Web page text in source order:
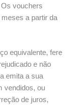
vouchers
a partir da
equivalente, fere
e não
emita a sua
vendidos, ou
de juros,